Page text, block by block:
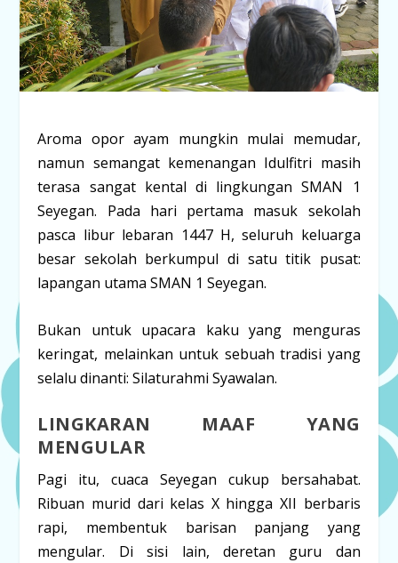
Aroma opor ayam mungkin mulai memudar,
namun semangat kemenangan Idulfitri masih
terasa sangat kental di lingkunganSMAN 1
Seyegan. Pada hari pertama masuk sekolah
pasca libur lebaran 1447 H, seluruh keluarga
besar sekolah berkumpul di satu titik pusat:
lapangan utama SMAN 1 Seyegan.
Bukan untuk upacara kaku yang menguras
keringat, melainkan untuk sebuah tradisi yang
selalu dinanti:Silaturahmi Syawalan.
LINGKARAN MAAF YANG
MENGULAR
Pagi itu, cuaca Seyegan cukup bersahabat.
Ribuan murid dari kelas X hingga XII berbaris
rapi, membentuk barisan panjang yang
mengular. Di sisi lain, deretan guru dan